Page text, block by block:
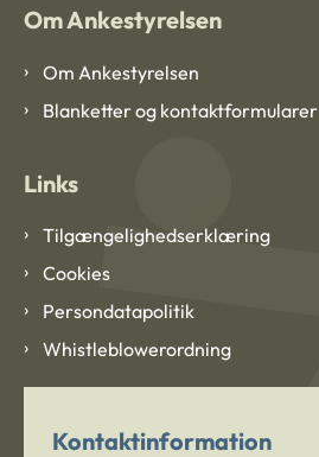
Om Ankestyrelsen
Om Ankestyrelsen
Blanketter og kontaktformularer
Links
Tilgængelighedserklæring
Cookies
Persondatapolitik
Whistleblowerordning
Kontaktinformation